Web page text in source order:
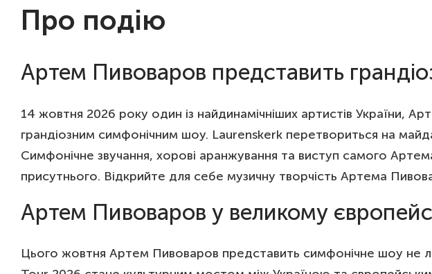
Про подію
Артем Пивоваров представить
14 жовтня 2026 року один із найдинамічніших артистів України,
грандіозним симфонічним шоу. Laurenskerk перетвориться на
Симфонічне звучання, хорові аранжування та виступ самого
присутнього. Відкрийте для себе музичну творчість Артема
Артем Пивоваров у великому
Цього жовтня Артем Пивоваров представить симфонічне шоу не